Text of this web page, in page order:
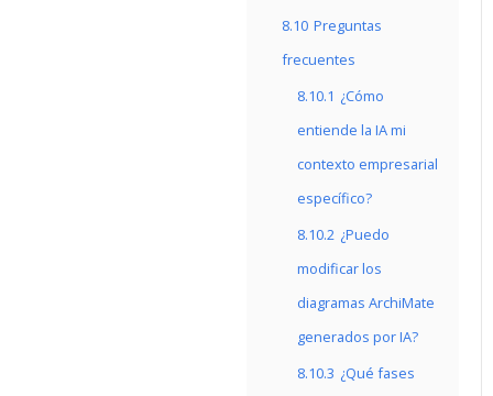
8.10 Preguntas
frecuentes
8.10.1 ¿Cómo
entiende la IA mi
contexto empresarial
específico?
8.10.2 ¿Puedo
modificar los
diagramas ArchiMate
generados por IA?
8.10.3 ¿Qué fases